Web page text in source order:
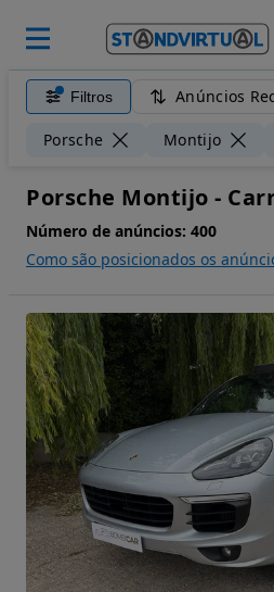
Filtros Anúncios
Porsche Montijo
Porsche Montijo -
Número de anúncios: 400
Como são posicionados os